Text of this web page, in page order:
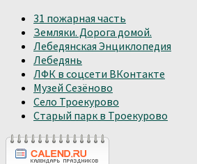
31 пожарная часть
Земляки. Дорога домой.
Лебедянская Энциклопедия
Лебедянь
ЛФК в соцсети ВКонтакте
Музей Сезёново
Село Троекурово
Старый парк в Троекурово